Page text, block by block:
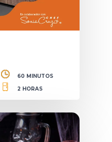
60 MINUTOS
2 HORAS